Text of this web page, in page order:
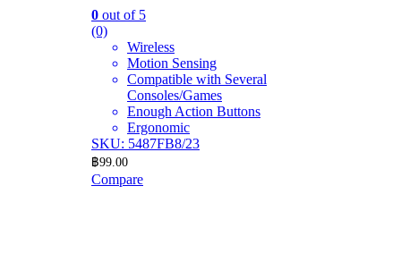
0 out of 5
(0)
Wireless
Motion Sensing
Compatible with Several
Consoles/Games
Enough Action Buttons
Ergonomic
SKU: 5487FB8/23
฿99.00
Compare